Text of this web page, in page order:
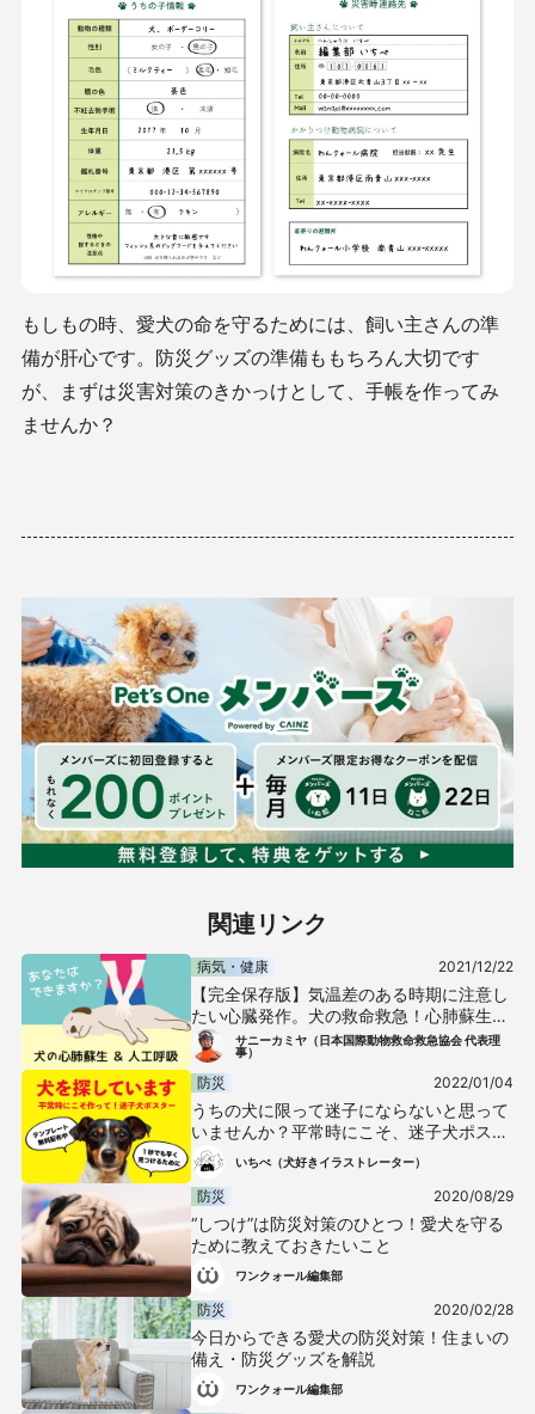
もしもの時、愛犬の命を守るためには、飼い主さんの準
備が肝心です。防災グッズの準備ももちろん大切です
が、まずは災害対策のきかっけとして、手帳を作ってみ
ませんか？
関連リンク
病気・健康 2021/12/22
【完全保存版】気温差のある時期に注意し
たい心臓発作。犬の救命救急！心肺蘇生と
人工呼吸を知っておこう
サニーカミヤ（日本国際動物救命救急協会 代表理
事）
防災 2022/01/04
うちの犬に限って迷子にならないと思って
いませんか？平常時にこそ、迷子犬ポスタ
ーを準備して！【テンプレート無料配布】
いちぺ（犬好きイラストレーター）
防災 2020/08/29
“しつけ”は防災対策のひとつ！愛犬を守る
ために教えておきたいこと
ワンクォール編集部
防災 2020/02/28
今日からできる愛犬の防災対策！住まいの
備え・防災グッズを解説
ワンクォール編集部